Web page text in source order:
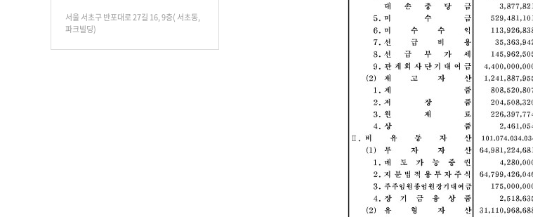
서울 서초구 반포대로 27길 16, 9층( 서초동,
파크빌딩)